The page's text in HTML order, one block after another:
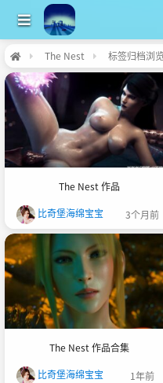
The Nest 标签归档浏览
The Nest 作品
比奇堡海绵宝宝 3个月前
The Nest 作品合集
比奇堡海绵宝宝 1年前